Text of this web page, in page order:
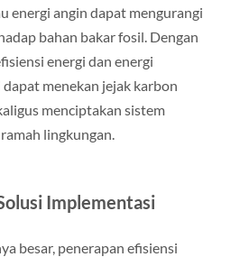
energi angin dapat mengurangi
bahan bakar fosil. Dengan
energi dan energi
menekan jejak karbon
menciptakan sistem
lingkungan.
Implementasi
besar, penerapan efisiensi